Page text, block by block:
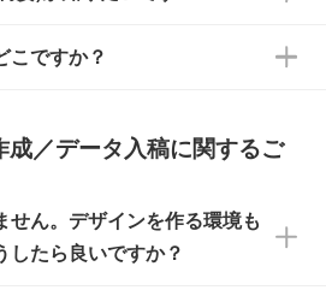
わせください。
ご入力いただくと、おおよ
安をご確認いただけます。
たします。
こちら
よって異なります。各商
ください
予めご了承ください。
ます。各ページにある商品
ブリスターパックなど)
とつずつ袋に入っていま
イン袋など)
装がされていない状態で
こですか？
りませんので予めご了承く
成／データ入稿に関するご
せん。デザインを作る環境も
したら良いですか？